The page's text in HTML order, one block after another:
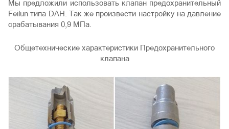
Мы предложили использовать клапан предохранительный
Feilun типа DAН. Так же произвести настройку на давление
срабатывания 0,9 МПа.
Общетехнические характеристики Предохранительного
клапана